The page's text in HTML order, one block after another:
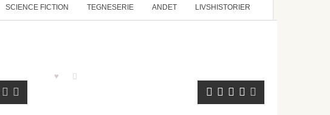
SCIENCE FICTION TEGNESERIE ANDET LIVSHISTORIER